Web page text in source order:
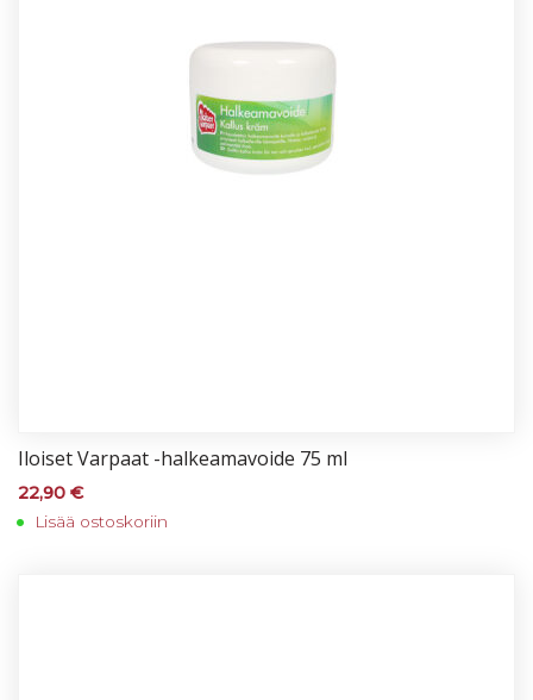
Iloi­set Var­paat -hal­kea­ma­voi­de 75 ml
22,90 €
Lisää ostoskoriin